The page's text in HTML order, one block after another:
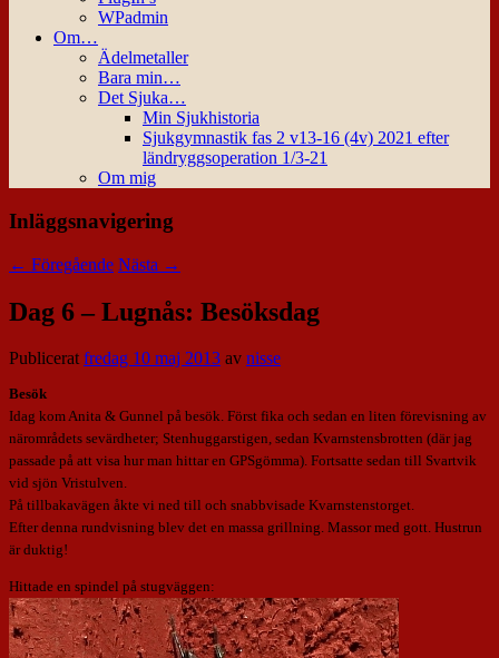
WPadmin
Om…
Ädelmetaller
Bara min…
Det Sjuka…
Min Sjukhistoria
Sjukgymnastik fas 2 v13-16 (4v) 2021 efter
ländryggsoperation 1/3-21
Om mig
Inläggsnavigering
← Föregående Nästa →
Dag 6 – Lugnås: Besöksdag
Publiceratfredag 10 maj 2013 av nisse
Besök
Idag kom Anita & Gunnel på besök. Först fika och sedan en liten förevisning av
närområdets sevärdheter; Stenhuggarstigen, sedan Kvarnstensbrotten (där jag
passade på att visa hur man hittar en GPSgömma). Fortsatte sedan till Svartvik
vid sjön Vristulven.
På tillbakavägen åkte vi ned till och snabbvisade Kvarnstenstorget.
Efter denna rundvisning blev det en massa grillning. Massor med gott. Hustrun
är duktig!
Hittade en spindel på stugväggen: